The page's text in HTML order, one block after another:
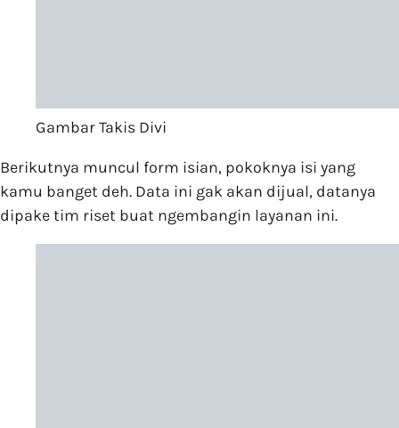
Gambar Takis Divi
Berikutnya muncul form isian, pokoknya isi yang
kamu banget deh. Data ini gak akan dijual, datanya
dipake tim riset buat ngembangin layanan ini.